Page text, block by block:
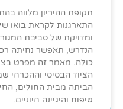
תקופת ההיריון מלווה
התארגנות לקראת בואו
ומדויקת של סביבת
הנדרש, תאפשר נחיתה
כולה. מאמר זה מפרט
הציוד הבסיסי וההכרחי
הביתה מבית החולים,
טיפוח והיגיינה חיוניים.